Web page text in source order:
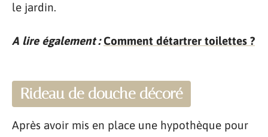
le jardin.
A lire également : Comment détartrer toilettes ?
Rideau de douche décoré
Après avoir mis en place une hypothèque pour